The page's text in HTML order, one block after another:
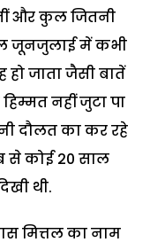
और कुल जितनी
जूनजुलाई में कभी
हो जाता जैसी बातें
नहीं जुटा पा
दौलत का कर रहे
से कोई 20 साल
थी.
मित्तल का नाम